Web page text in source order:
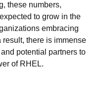
these numbers,
to grow in the
embracing
result, there is immense
potential partners to
of RHEL.